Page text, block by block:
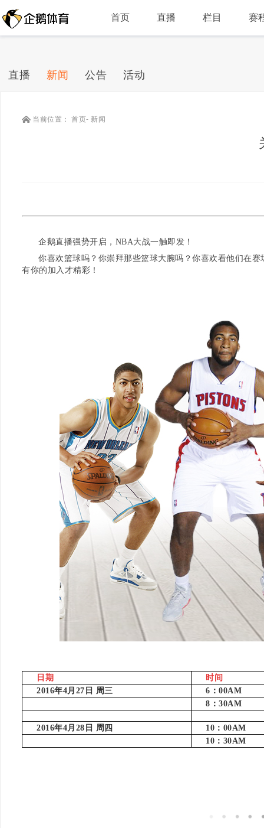
首页 直播 栏目 赛
直播 新闻 公告 活动
当前位置： 首页- 新闻
企鹅直播强势开启，NBA大战一触即发！
你喜欢篮球吗？你崇拜那些篮球大腕吗？你喜欢看他们在
有你的加入才精彩！
日期
时间
2016年4月27日 周三
6：00AM
8：30AM
2016年4月28日 周四
10：00AM
10：30AM